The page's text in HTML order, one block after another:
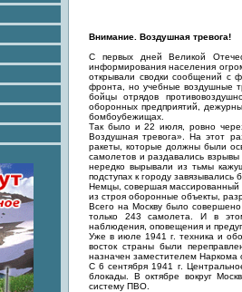
Внимание. Воздушная тревога!
С первых дней Великой
информирования населения
открывали сводки сообщений с
фронта, но учебные воздушные
бойцы отрядов
оборонных предприятий,
бомбоубежищах.
Так было и 22 июля, ровно
Воздушная тревога». На этот
ракеты, которые должны были
самолетов и раздавались
нередко вырывали из тьмы
подступах к городу
Немцы, совершая массированный
из строя оборонные объекты,
Всего на Москву было
только 243 самолета. И в этом
наблюдения, оповещения и
Уже в июле 1941 г. техника и
восток страны были
назначен заместителем Наркома
С 6 сентября 1941 г.
блокады. В октябре вокруг
систему ПВО.